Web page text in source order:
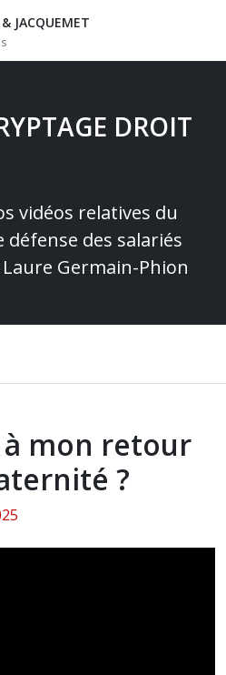
JACQUEMET
DROIT
vidéos relatives du
des salariés
Germain-Phion
mon retour
?